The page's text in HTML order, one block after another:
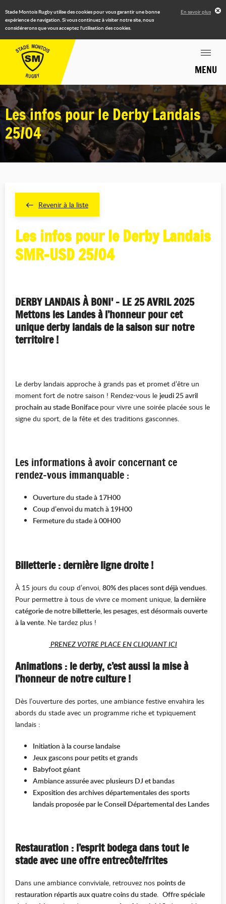
Stade Montois Rugby utilise des cookies pour vous garantir une bonne
expérience de navigation. Si vous continuez à visiter notre site, nous
considérerons que vous acceptez l'utilisation des cookies.
En savoir plus
MENU
Les infos pour le Derby Landais
25/04
Revenir à la liste
Les infos pour le Derby Landais
SMR-USD 25/04
DERBY LANDAIS À BONI' – LE 25 AVRIL 2025
Mettons les Landes à l’honneur pour cet
unique derby landais de la saison sur notre
territoire !
Le derby landais approche à grands pas et promet d’être un
moment fort de notre saison ! Rendez-vous le jeudi 25 avril
prochain au stade Boniface pour vivre une soirée placée sous le
signe du sport, de la fête et des traditions gasconnes.
Les informations à avoir concernant ce
rendez-vous immanquable :
Ouverture du stade à 17H00
Coup d’envoi du match à 19H00
Fermeture du stade à 00H00
Billetterie : dernière ligne droite !
À 15 jours du coup d’envoi, 80% des places sont déjà vendues.
Pour permettre à tous de vivre ce moment unique, la dernière
catégorie de notre billetterie, les pesages, est désormais ouverte
à la vente. Ne tardez plus !
PRENEZ VOTRE PLACE EN CLIQUANT ICI
Animations : le derby, c’est aussi la mise à
l’honneur de notre culture !
Dès l’ouverture des portes, une ambiance festive envahira les
abords du stade avec un programme riche et typiquement
landais :
Initiation à la course landaise
Jeux gascons pour petits et grands
Babyfoot géant
Ambiance assurée avec plusieurs DJ et bandas
Exposition des archives départementales des sports
landais proposée par le Conseil Départemental des Landes
Restauration : l’esprit bodega dans tout le
stade avec une offre entrecôte/frites
Dans une ambiance conviviale, retrouvez nos points de
restauration répartis aux quatre coins du stade. Offre spéciale